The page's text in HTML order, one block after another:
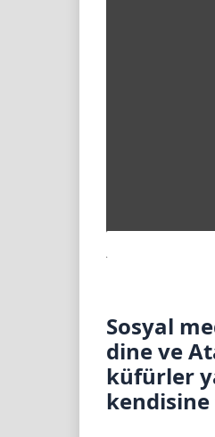
Sosyal
dine ve
küfürler